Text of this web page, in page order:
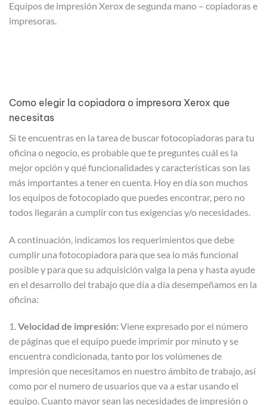
Equipos de impresión Xerox de segunda mano – copiadoras e
impresoras.
Como elegir la copiadora o impresora Xerox que
necesitas
Si te encuentras en la tarea de buscar fotocopiadoras para tu
oficina o negocio, es probable que te preguntes cuál es la
mejor opción y qué funcionalidades y características son las
más importantes a tener en cuenta. Hoy en día son muchos
los equipos de fotocopiado que puedes encontrar, pero no
todos llegarán a cumplir con tus exigencias y/o necesidades.
A continuación, indicamos los requerimientos que debe
cumplir una fotocopiadora para que sea lo más funcional
posible y para que su adquisición valga la pena y hasta ayude
en el desarrollo del trabajo que día a día desempeñamos en la
oficina:
1.Velocidad de impresión: Viene expresado por el número
de páginas que el equipo puede imprimir por minuto y se
encuentra condicionada, tanto por los volúmenes de
impresión que necesitamos en nuestro ámbito de trabajo, así
como por el numero de usuarios que va a estar usando el
equipo. Cuanto mayor sean las necesidades de impresión o